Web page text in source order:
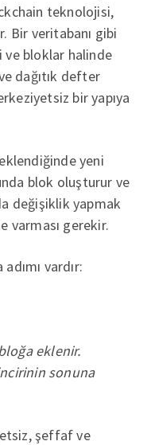
teknolojisi,
Bir veritabanı gibi
ve bloklar halinde
dağıtık defter
bir yapıya
yeni
blok oluşturur ve
değişiklik yapmak
varması gerekir.
vardır:
eklenir.
sonuna
şeffaf ve